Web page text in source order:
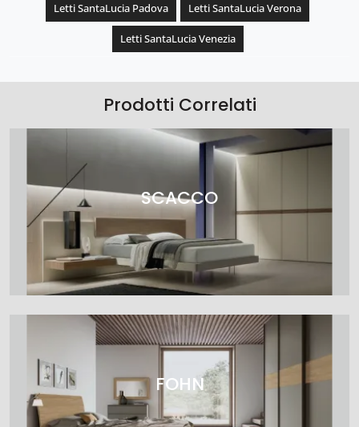
Letti SantaLucia Padova Letti SantaLucia Verona
Letti SantaLucia Venezia
Prodotti Correlati
SCACCO
FOHN